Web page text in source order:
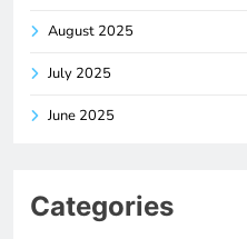
August 2025
July 2025
June 2025
Categories